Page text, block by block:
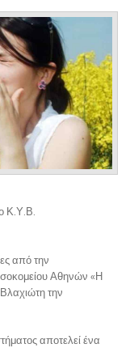
Κ.Υ.Β.
από την
Αθηνών «Η
την
αποτελεί ένα